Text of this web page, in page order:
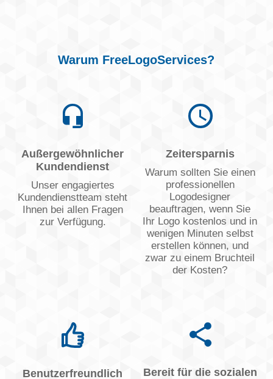
Warum FreeLogoServices?
Außergewöhnlicher
Kundendienst
Unser engagiertes
Kundendienstteam steht
Ihnen bei allen Fragen
zur Verfügung.
Zeitersparnis
Warum sollten Sie einen
professionellen
Logodesigner
beauftragen, wenn Sie
Ihr Logo kostenlos und in
wenigen Minuten selbst
erstellen können, und
zwar zu einem Bruchteil
der Kosten?
Benutzerfreundlich Bereit für die sozialen